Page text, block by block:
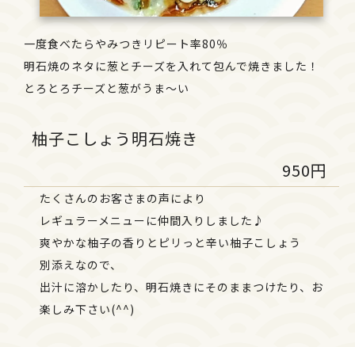
一度食べたらやみつきリピート率80％
明石焼のネタに葱とチーズを入れて包んで焼きました！
とろとろチーズと葱がうま～い
柚子こしょう明石焼き
950円
たくさんのお客さまの声により
レギュラーメニューに仲間入りしました♪
爽やかな柚子の香りとピリっと辛い柚子こしょう
別添えなので、
出汁に溶かしたり、明石焼きにそのままつけたり、お
楽しみ下さい(^^)